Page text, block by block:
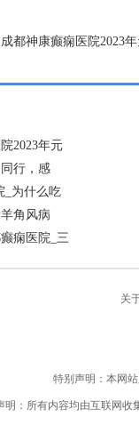
成都神康癫痫医院2023
2023年元
行，感
_为什么吃
角风病
痫医院_三
关
特别声明：本网
明：所有内容均由互联网收